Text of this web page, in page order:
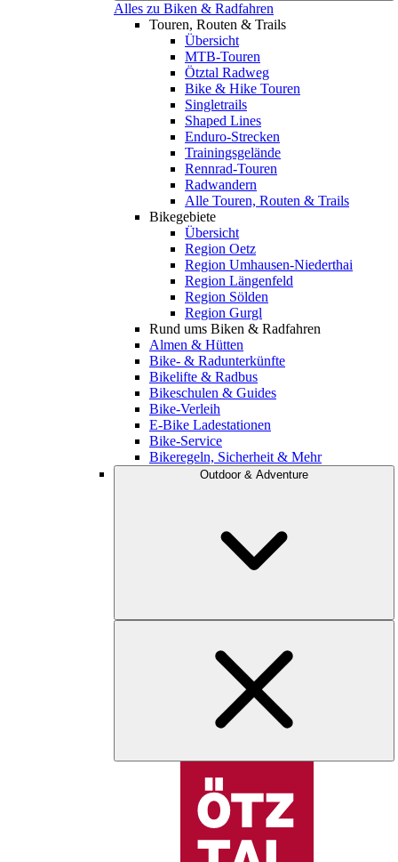
Alles zu Biken & Radfahren
Touren, Routen & Trails
Übersicht
MTB-Touren
Ötztal Radweg
Bike & Hike Touren
Singletrails
Shaped Lines
Enduro-Strecken
Trainingsgelände
Rennrad-Touren
Radwandern
Alle Touren, Routen & Trails
Bikegebiete
Übersicht
Region Oetz
Region Umhausen-Niederthai
Region Längenfeld
Region Sölden
Region Gurgl
Rund ums Biken & Radfahren
Almen & Hütten
Bike- & Radunterkünfte
Bikelifte & Radbus
Bikeschulen & Guides
Bike-Verleih
E-Bike Ladestationen
Bike-Service
Bikeregeln, Sicherheit & Mehr
Outdoor & Adventure